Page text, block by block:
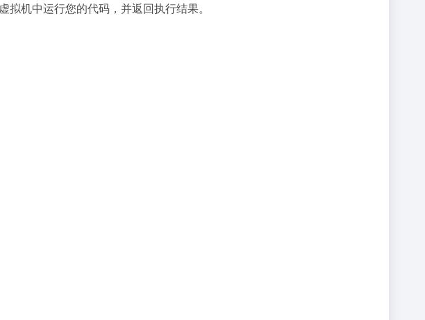
机中运行您的代码，并返回执行结果。